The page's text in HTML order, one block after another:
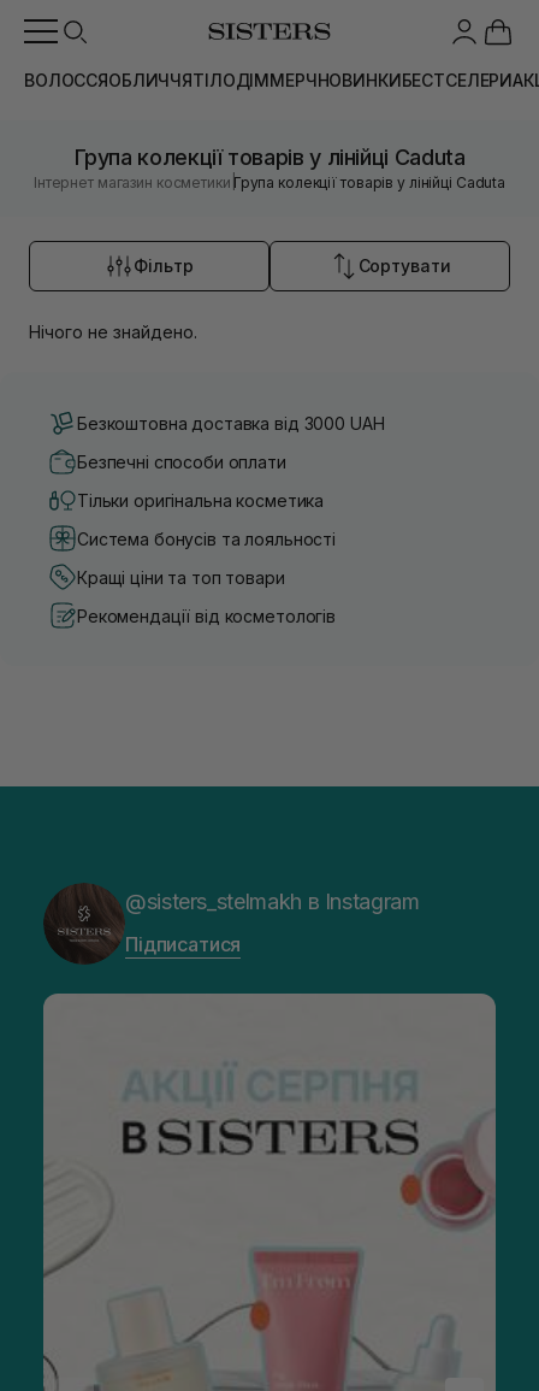
ВОЛОССЯОБЛИЧЧЯТІЛОДІММЕРЧНОВИНКИБЕСТСЕЛЕРИ
Група колекції товарів у лінійці Caduta
Інтернет магазин косметики |Група колекції товарів у лінійці Caduta
Фільтр Сортувати
Нічого не знайдено.
Безкоштовна доставка від 3000 UAH
Безпечні способи оплати
Тільки оригінальна косметика
Система бонусів та лояльності
Кращі ціни та топ товари
Рекомендації від косметологів
@sisters_stelmakh в Instagram
Підписатися